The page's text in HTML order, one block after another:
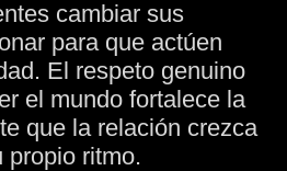
cambiar sus
para que actúen
El respeto genuino
el mundo fortalece la
que la relación crezca
propio ritmo.